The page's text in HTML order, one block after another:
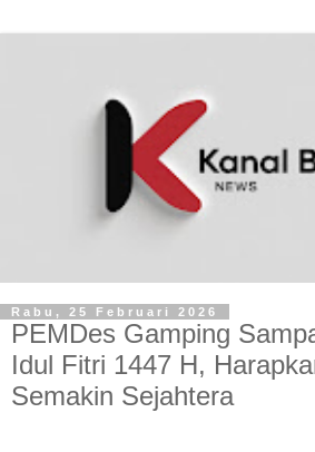
Rabu, 25 Februari 2026
‎PEMDes Gamping
Idul Fitri 1447 H,
Semakin Sejahtera